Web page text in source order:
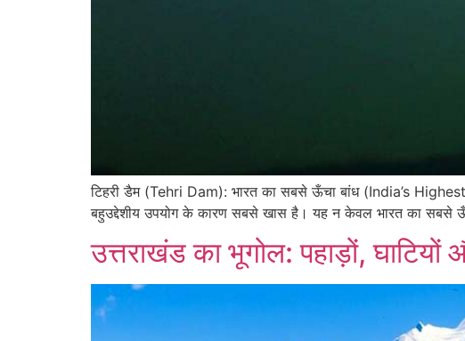
टिहरी डैम (Tehri Dam): भारत का सबसे ऊँचा बांध (India’s
बहुउद्देशीय उपयोग के कारण सबसे खास है। यह न केवल भारत का
उत्तराखंड का भूगोल: पहाड़ों,